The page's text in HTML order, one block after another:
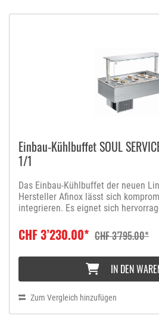
Einbau-Kühlbuffet SOUL
1/1
Das Einbau-Kühlbuffet der neuen
Hersteller Afinox lässt sich
integrieren. Es eignet sich
werden, ist das Kühlbuffet mit einem
versehen. Durch die statische
Tellern oder Platten, die vor dem
werden müssen. Die Kühleinheit
°C. Die benutzerfreundliche digitale
CHF 3’230.00* CHF 3’795.00*
IN DEN
Zum Vergleich hinzufügen